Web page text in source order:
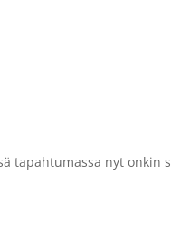
tapahtumassa nyt onkin